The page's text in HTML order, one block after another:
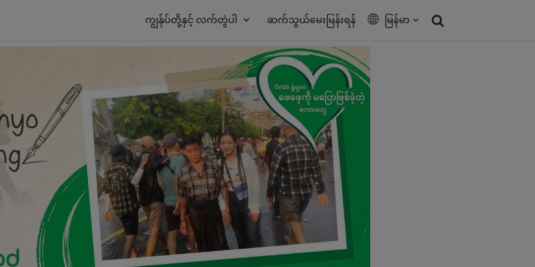
ကျွန်ုပ်တို့နှင့် လက်တွဲပါ ဆက်သွယ်မေးမြန်းရန် မြန်မာ